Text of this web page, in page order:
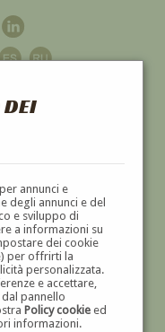
DEI
annunci e
degli annunci e del
e sviluppo di
a informazioni su
dei cookie
per offrirti la
personalizzata.
e accettare,
pannello
Policy cookieed
informazioni.
'800 E '900